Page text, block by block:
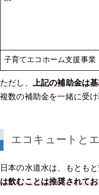
子育てエコホーム支援事業
ただし、 上記の補助金は
複数の補助金を一緒に受
エコキュートと
日本の水道水は、もとも
は飲むことは推奨されて